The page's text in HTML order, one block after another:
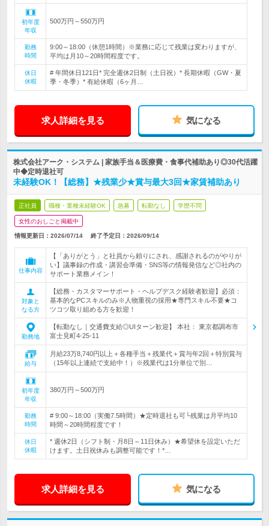
初年度
年収
500万円～550万円
勤務
時間
9:00～18:00（休憩1時間）※業務に応じて残業は変わりますが、
平均は月10～20時間程度です。
休日
休暇
# 年間休日121日* 完全週休2日制（土日祝）* 長期休暇（GW・夏
季・冬季）* 有給休暇（6ヶ月…
求人詳細を見る 気になる
株式会社アーク・システム | 家族手当＆医療費・食事代補助あり◎30代活躍
中◆定時退社可
未経験OK！【総務】★残業少★賞与最大3回★家賃補助あり
正社員 職種・業種未経験OK 急募 転勤なし 学歴不問
女性のおしごと掲載中
情報更新日：2026/07/14 終了予定日： 2026/09/14
仕事内容
【「ありがとう」と社員から頼りにされ、感謝されるのがやりが
い】議事録の作成・講習会準備・SNS等の情報発信など◎社内の
サポート業務メイン！
対象と
なる方
【総務・カスタマーサポート・ヘルプデスク経験者歓迎】必須：
基本的なPCスキルのみ※人物重視の採用★専門スキル不要★コ
ツコツ取り組める方を歓迎！
勤務地
【転勤なし｜交通費支給◎UIターン歓迎】 本社： 東京都調布市
富士見町4-25-11
給与
月給23万8,740円以上＋各種手当＋残業代＋賞与年2回＋特別賞与
（15年以上連続で支給中！）※残業代は1分単位で別…
初年度
年収
380万円～500万円
勤務
時間
# 9:00～18:00（実働7.5時間）★定時退社も可└残業は月平均10
時間～20時間程度です！
休日
休暇
* 週休2日（シフト制・月8日～11日休み）★希望休を設定いただ
けます。土日祝休みも調整可能です！*…
求人詳細を見る 気になる